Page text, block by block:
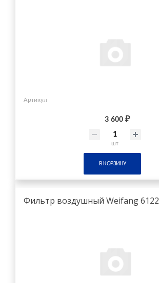
Артикул
3 600 ₽
шт
В КОРЗИНУ
Фильтр воздушный Weifang 6122